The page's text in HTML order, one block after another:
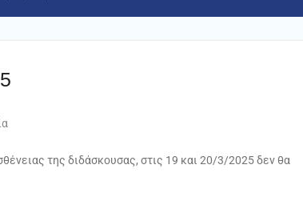
της διδάσκουσας, στις 19 και 20/3/2025 δεν θα